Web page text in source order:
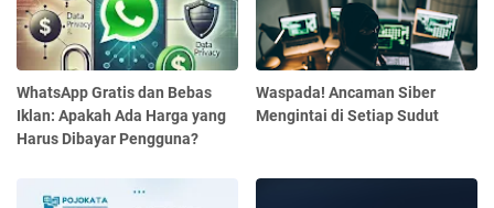
WhatsApp Gratis dan Bebas
Iklan: Apakah Ada Harga yang
Harus Dibayar Pengguna?
Waspada! Ancaman Siber
Mengintai di Setiap Sudut